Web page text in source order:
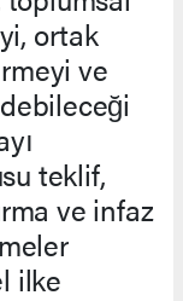
ortak
ve
teklif,
ve infaz
ilke